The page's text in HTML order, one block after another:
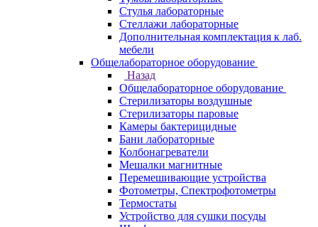
Стулья лабораторные
Стеллажи лабораторные
Дополнительная комплектация к лаб.
мебели
Общелабораторное оборудование
Назад
Общелабораторное оборудование
Стерилизаторы воздушные
Стерилизаторы паровые
Камеры бактерицидные
Бани лабораторные
Колбонагреватели
Мешалки магнитные
Перемешивающие устройства
Фотометры, Спектрофотометры
Термостаты
Устройство для сушки посуды